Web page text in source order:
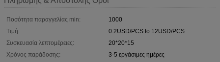
Ποσότητα παραγγελίας min:
1000
Τιμή:
0.2USD/PCS to 12USD/PCS
Συσκευασία λεπτομέρειες:
20*20*15
Χρόνος παράδοσης:
3-5 εργάσιμες ημέρες